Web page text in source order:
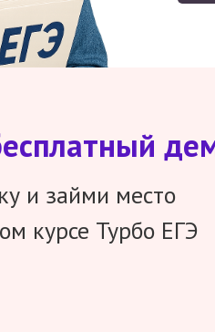
и займи место
курсе Турбо ЕГЭ